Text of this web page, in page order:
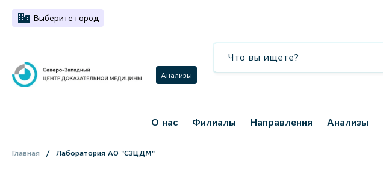
Выберите город
Анализы
О нас Филиалы Направления Анализы
Главная Лаборатория АО "СЗЦДМ"